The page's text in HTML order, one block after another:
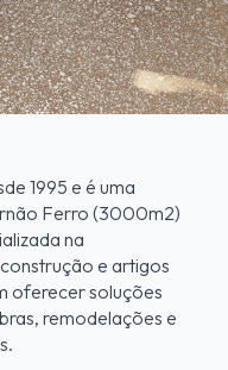
1995 e é uma
Ferro (3000m2)
na
e artigos
oferecer soluções
remodelações e